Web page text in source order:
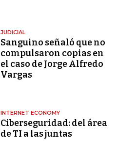
JUDICIAL
Sanguino señaló que no
compulsaron copias en
el caso de Jorge Alfredo
Vargas
INTERNET ECONOMY
Ciberseguridad: del área
de TI a las juntas